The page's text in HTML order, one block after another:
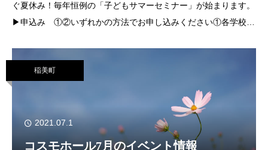
ぐ夏休み！毎年恒例の「子どもサマーセミナー」が始まります。
▶申込み ①②いずれかの方法でお申し込みください①各学校園
稲美町
2021.07.1
コスモホール7月のイベント情報